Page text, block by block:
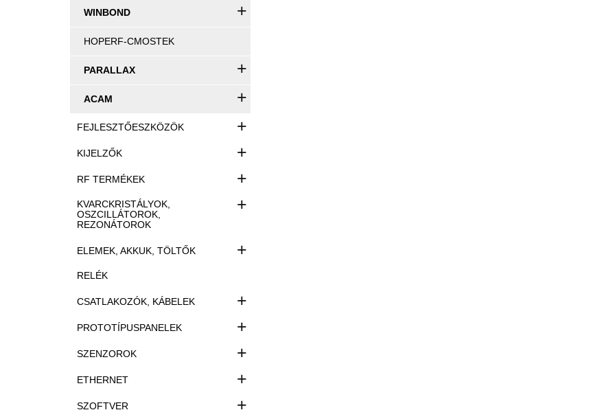
WINBOND +
HOPERF-CMOSTEK
PARALLAX +
ACAM +
FEJLESZTŐESZKÖZÖK +
KIJELZŐK +
RF TERMÉKEK +
KVARCKRISTÁLYOK,
OSZCILLÁTOROK,
REZONÁTOROK
+
ELEMEK, AKKUK, TÖLTŐK +
RELÉK
CSATLAKOZÓK, KÁBELEK +
PROTOTÍPUSPANELEK +
SZENZOROK +
ETHERNET +
SZOFTVER +